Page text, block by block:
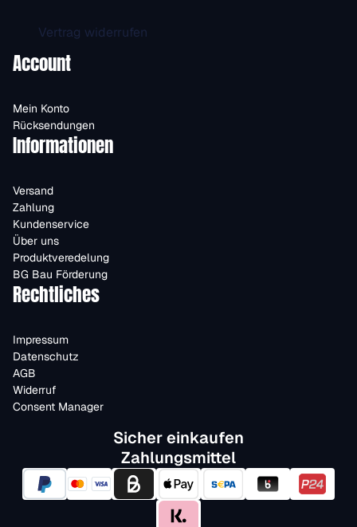
Vertrag widerrufen
Account
Mein Konto
Rücksendungen
Informationen
Versand
Zahlung
Kundenservice
Über uns
Produktveredelung
BG Bau Förderung
Rechtliches
Impressum
Datenschutz
AGB
Widerruf
Consent Manager
Sicher einkaufen
Zahlungsmittel